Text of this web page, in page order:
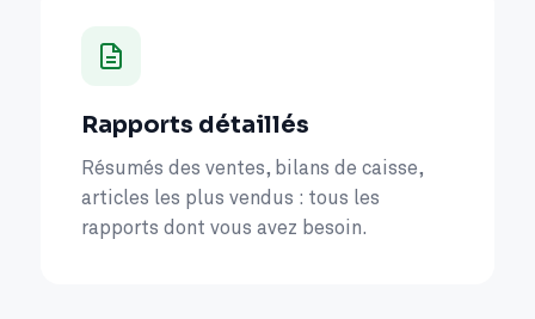
Rapports détaillés
Résumés des ventes, bilans de caisse,
articles les plus vendus : tous les
rapports dont vous avez besoin.